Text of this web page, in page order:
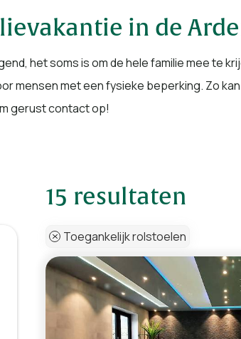
in de
het soms is om de hele familie mee te
mensen met een fysieke beperking. Zo
gerust contact op!
resultaten
Toegankelijk rolstoelen